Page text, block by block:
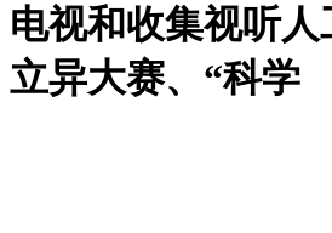
电视和收集视听人
立异大赛、“科学